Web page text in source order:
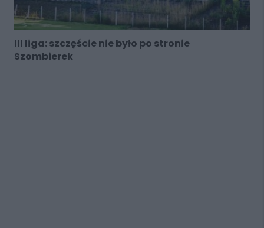
III liga: szczęście nie było po stronie
Szombierek